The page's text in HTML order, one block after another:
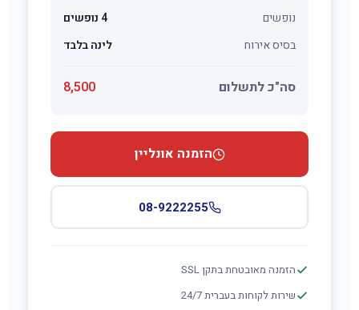
נופשים
4 נופשים
בסיס אירוח
לינה בלבד
סה"כ לתשלום 8,500
הזמנה אונליין
08-9222255
הזמנה מאובטחת בתקן SSL
שירות לקוחות בעברית 24/7